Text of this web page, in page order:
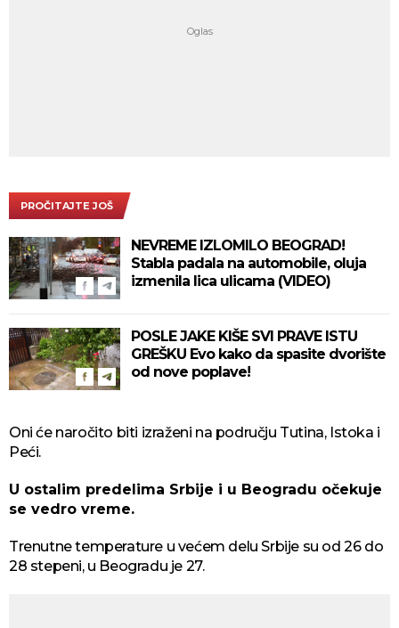
PROČITAJTE JOŠ
NEVREME IZLOMILO BEOGRAD!
Stabla padala na automobile, oluja
izmenila lica ulicama (VIDEO)
POSLE JAKE KIŠE SVI PRAVE ISTU
GREŠKU Evo kako da spasite dvorište
od nove poplave!
Oni će naročito biti izraženi na području Tutina, Istoka i
Peći.
U ostalim predelima Srbije i u Beogradu očekuje
se vedro vreme.
Trenutne temperature u većem delu Srbije su od 26 do
28 stepeni, u Beogradu je 27.